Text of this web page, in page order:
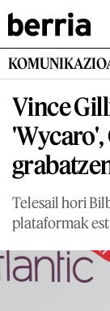
Vince
Telesail hori
plataformak